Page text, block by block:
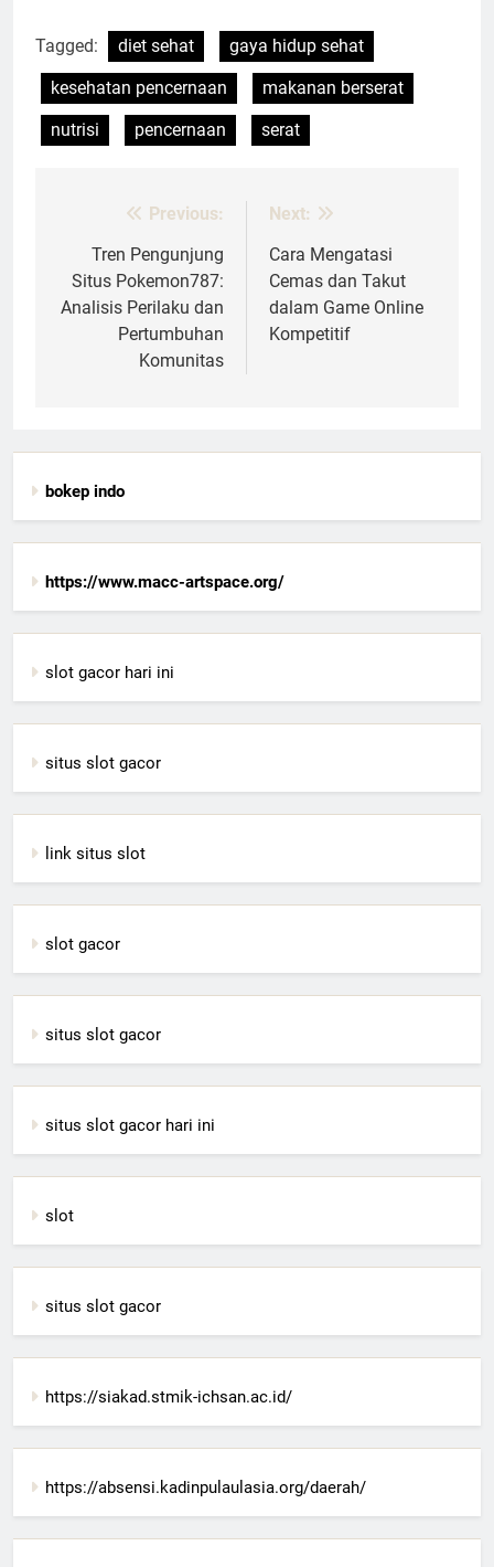
Tagged: diet sehat
gaya hidup sehat
kesehatan pencernaan
makanan berserat
nutrisi
pencernaan serat
navigation
Previous:
Tren Pengunjung
Situs Pokemon787:
Analisis Perilaku dan
Pertumbuhan
Komunitas
Next:
Cara Mengatasi
Cemas dan Takut
dalam Game Online
Kompetitif
bokep indo
https://www.macc-artspace.org/
slot gacor hari ini
situs slot gacor
link situs slot
slot gacor
situs slot gacor
situs slot gacor hari ini
slot
situs slot gacor
https://siakad.stmik-ichsan.ac.id/
https://absensi.kadinpulaulasia.org/daerah/